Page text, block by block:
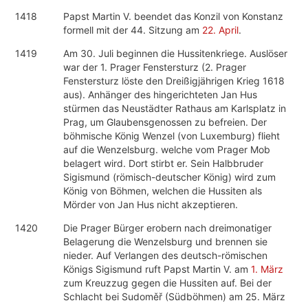
1418
Papst Martin V. beendet das Konzil von Konstanz
formell mit der 44. Sitzung am 22. April.
1419
Am 30. Juli beginnen die Hussitenkriege. Auslöser
war der 1. Prager Fenstersturz (2. Prager
Fenstersturz löste den Dreißigjährigen Krieg 1618
aus). Anhänger des hingerichteten Jan Hus
stürmen das Neustädter Rathaus am Karlsplatz in
Prag, um Glaubensgenossen zu befreien. Der
böhmische König Wenzel (von Luxemburg) flieht
auf die Wenzelsburg. welche vom Prager Mob
belagert wird. Dort stirbt er. Sein Halbbruder
Sigismund (römisch-deutscher König) wird zum
König von Böhmen, welchen die Hussiten als
Mörder von Jan Hus nicht akzeptieren.
1420
Die Prager Bürger erobern nach dreimonatiger
Belagerung die Wenzelsburg und brennen sie
nieder. Auf Verlangen des deutsch-römischen
Königs Sigismund ruft Papst Martin V. am 1. März
zum Kreuzzug gegen die Hussiten auf. Bei der
Schlacht bei Sudoměř (Südböhmen) am 25. März